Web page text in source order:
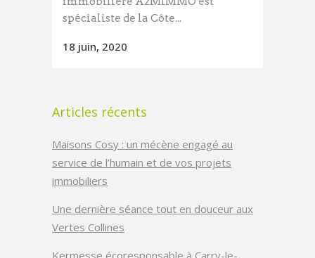
spécialiste de la Côte...
18 juin, 2020
Articles récents
Maisons Cosy : un mécène engagé au
service de l’humain et de vos projets
immobiliers
Une dernière séance tout en douceur aux
Vertes Collines
Kermesse écoresponsable à Carry-le-